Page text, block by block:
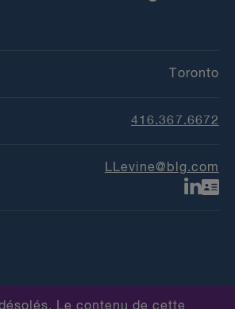
Toronto
416.367.6672
LLevine@blg.com
Le contenu de cette